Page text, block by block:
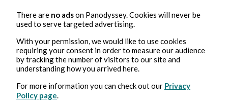
There are no adson Panodyssey. Cookies will never be
used to serve targeted advertising.
With your permission, we would like to use cookies
requiring your consent in order to measure our audience
by tracking the number of visitors to our site and
understanding how you arrived here.
For more information you can check out our Privacy
Policy page.